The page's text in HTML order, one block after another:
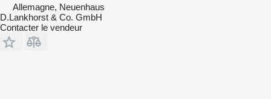
Allemagne, Neuenhaus
D.Lankhorst & Co. GmbH
Contacter le vendeur